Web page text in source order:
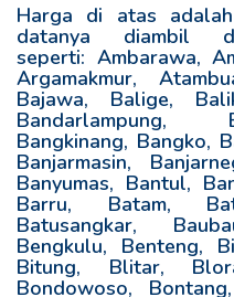
Harga di atas
datanya diambil
seperti: Ambarawa,
Argamakmur,
Bajawa, Balige,
Bandarlampung,
Bangkinang, Bangko,
Banjarmasin,
Banyumas, Bantul,
Barru, Batam,
Batusangkar,
Bengkulu, Benteng,
Bitung, Blitar,
Bondowoso,